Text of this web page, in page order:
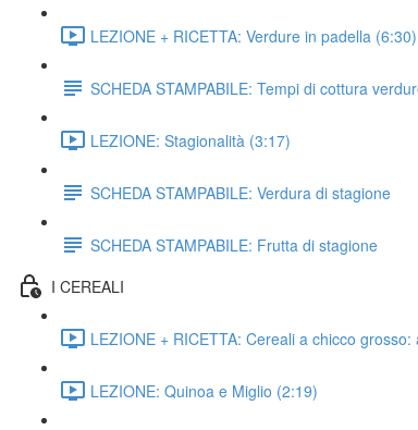
LEZIONE + RICETTA: Verdure in padella (6:30)
SCHEDA STAMPABILE: Tempi di cottura
LEZIONE: Stagionalità (3:17)
SCHEDA STAMPABILE: Verdura di stagione
SCHEDA STAMPABILE: Frutta di stagione
I CEREALI
LEZIONE + RICETTA: Cereali a chicco
LEZIONE: Quinoa e Miglio (2:19)